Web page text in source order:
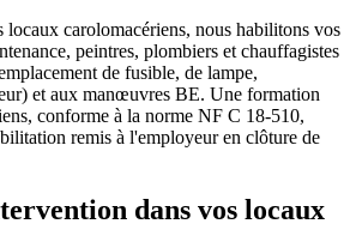
locaux carolomacériens, nous habilitons vos
peintres, plombiers et chauffagistes
de fusible, de lampe,
et aux manœuvres BE. Une formation
conforme à la norme NF C 18-510,
remis à l'employeur en clôture de
dans vos locaux